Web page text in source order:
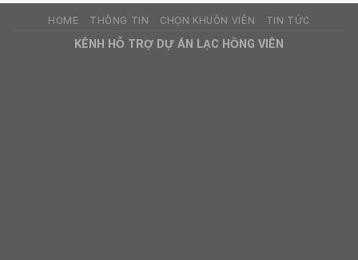
HOME THÔNG TIN CHỌN KHUÔN VIÊN TIN TỨC
KÊNH HỖ TRỢ DỰ ÁN LẠC HỒNG VIÊN